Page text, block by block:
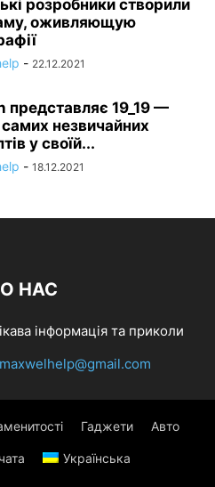
розробники створили
оживляющую
- 22.12.2021
представляє 19_19 —
незвичайних
у своїй...
- 18.12.2021
НАС
інформація та приколи
maxwelhelp@gmail.com
Гаджети Авто
Українська